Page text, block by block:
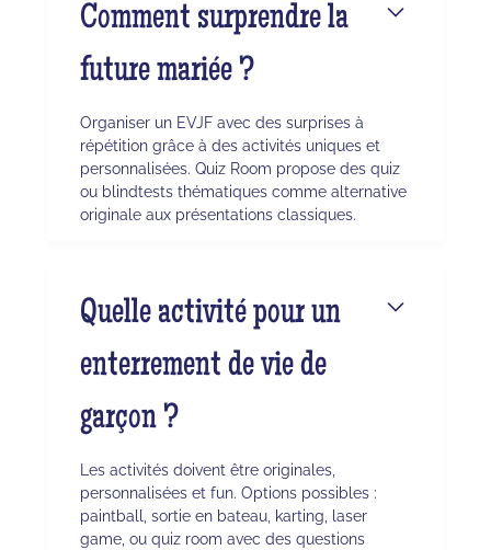
Comment surprendre la
future mariée ?
Organiser un EVJF avec des surprises à
répétition grâce à des activités uniques et
personnalisées. Quiz Room propose des quiz
ou blindtests thématiques comme alternative
originale aux présentations classiques.
Quelle activité pour un
enterrement de vie de
garçon ?
Les activités doivent être originales,
personnalisées et fun. Options possibles :
paintball, sortie en bateau, karting, laser
game, ou quiz room avec des questions